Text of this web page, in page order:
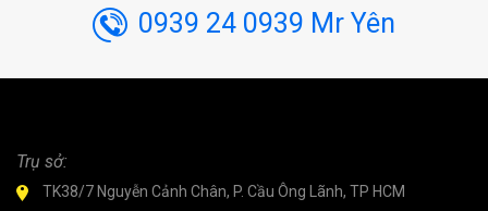
0939 24 0939 Mr Yên
Trụ sở:
TK38/7 Nguyễn Cảnh Chân, P. Cầu Ông Lãnh, TP HCM